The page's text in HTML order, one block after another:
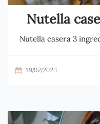
Nutella
Nutella casera 3
19/02/2023